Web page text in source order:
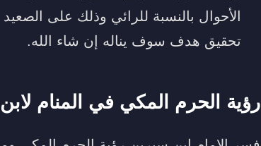
الأحوال بالنسبة للرائي وذلك على
تحقيق هدف سوف يناله إن شاء الله.
رؤية الحرم المكي في المنام